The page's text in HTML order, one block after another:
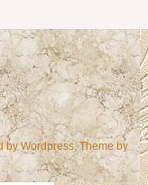
byWordpress, Theme by